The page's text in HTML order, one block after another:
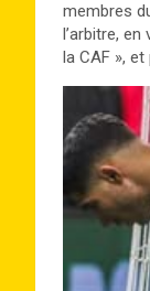
membres
l’arbitre,
la CAF »,